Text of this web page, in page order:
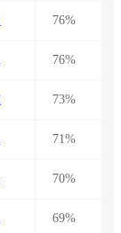
76%
76%
73%
71%
70%
69%